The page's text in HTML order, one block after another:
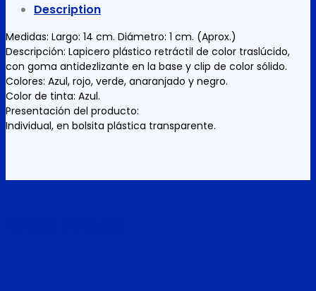
UNID
X
CAJA
quantity
Description
Medidas: Largo: 14 cm. Diámetro: 1 cm. (Aprox.)
Descripción: Lapicero plástico retráctil de color traslúcido,
con goma antidezlizante en la base y clip de color sólido.
Colores: Azul, rojo, verde, anaranjado y negro.
Color de tinta: Azul.
Presentación del producto:
Individual, en bolsita plástica transparente.